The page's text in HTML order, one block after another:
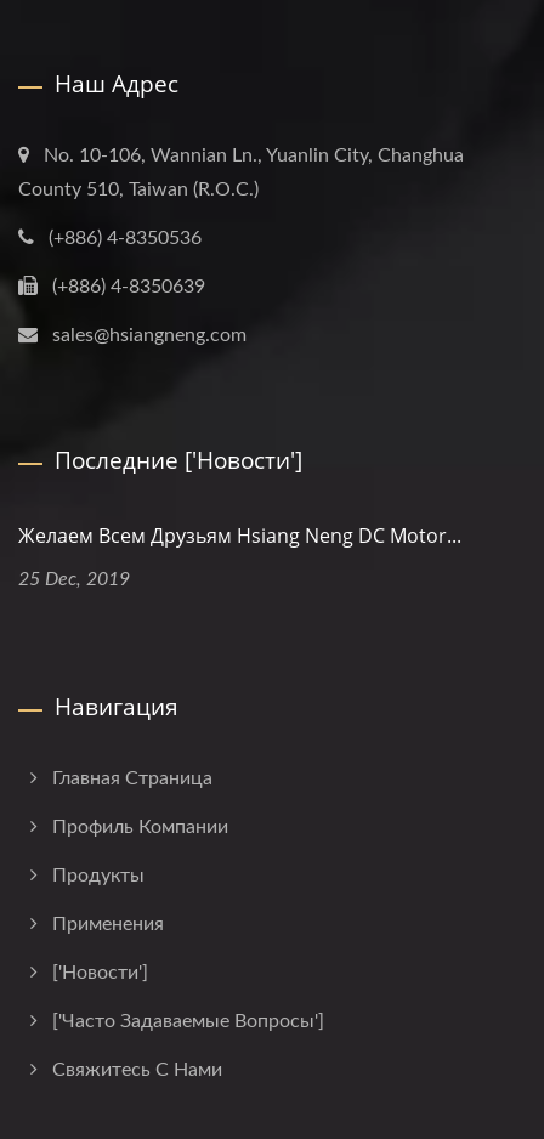
Наш Адрес
No. 10-106, Wannian Ln., Yuanlin City, Changhua
County 510, Taiwan (R.O.C.)
(+886) 4-8350536
(+886) 4-8350639
sales@hsiangneng.com
Последние ['Новости']
Желаем Всем Друзьям Hsiang Neng DC Motor...
25 Dec, 2019
Навигация
Главная Страница
Профиль Компании
Продукты
Применения
['Новости']
['Часто Задаваемые Вопросы']
Свяжитесь С Нами